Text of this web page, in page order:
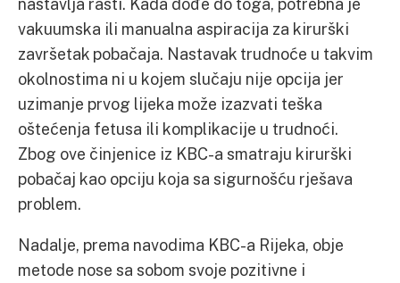
vakuumska ili manualna aspiracija za kirurški
završetak pobačaja. Nastavak trudnoće u takvim
okolnostima ni u kojem slučaju nije opcija jer
uzimanje prvog lijeka može izazvati teška
oštećenja fetusa ili komplikacije u trudnoći.
Zbog ove činjenice iz KBC-a smatraju kirurški
pobačaj kao opciju koja sa sigurnošću rješava
problem.
Nadalje, prema navodima KBC-a Rijeka, obje
metode nose sa sobom svoje pozitivne i